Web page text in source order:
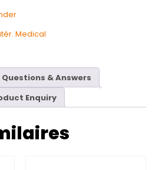
Medical
Questions & Answers
Enquiry